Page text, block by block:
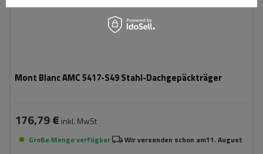
Mont Blanc AMC 5417-S49 Stahl-Dachgepäckträger
176,79 € inkl. MwSt
Große Menge verfügbar Wir versenden schon am11. August